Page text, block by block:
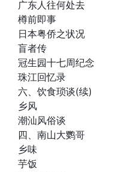
广东人往何处去
樽前即事
日本粤侨之状况
盲者传
冠生园十七周纪念
珠江回忆录
六、饮食琐谈(续)
乡风
潮汕风俗谈
四、南山大鹦哥
乡味
芋饭